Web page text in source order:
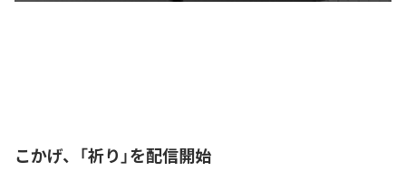
こかげ、「祈り」を配信開始